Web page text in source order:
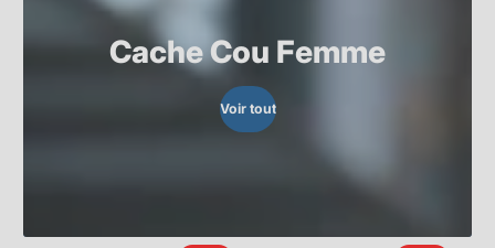
Cache Cou Femme
Voir tout